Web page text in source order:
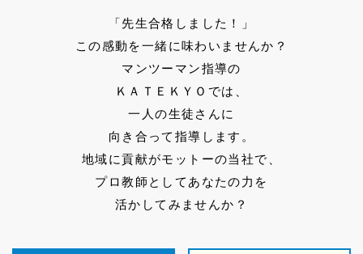
「先生合格しました！」
この感動を一緒に味わいませんか？
マンツーマン指導の
ＫＡＴＥＫＹＯでは、
一人の生徒さんに
向き合って指導します。
地域に貢献がモットーの当社で、
プロ教師としてあなたの力を
活かしてみませんか？